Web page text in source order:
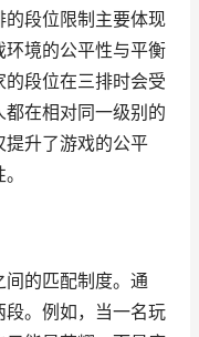
段位限制主要体现
境的公平性与平衡
段位在三排时会受
在相对同一级别的
提升了游戏的公平
间的匹配制度。通
。例如，当一名玩